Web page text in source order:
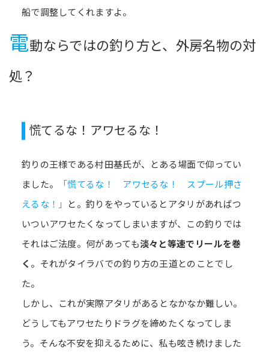
船で調整してくれますよ。
電動ならではの釣り方と、外房名物の対
処？
慌てるな！アワセるな！
釣りの王様である村田基氏が、とある場面で仰ってい
ました。
「慌てるな！ アワセるな！ スプール押さ
えるな！」 と。釣りをやっているとアタリがあればつ
いついアワセたくなってしまいますが、この釣りでは
それはご法度。何があっても淡々と等速でリールを巻
く 。それがタイラバでの釣り方の王道とのことでし
た。
しかし、これが実際アタリがあるとなかなか難しい。
どうしてもアワセたりドラグを締めたくなってしま
う。そんな不安を抑えるために、私も呟き続けました